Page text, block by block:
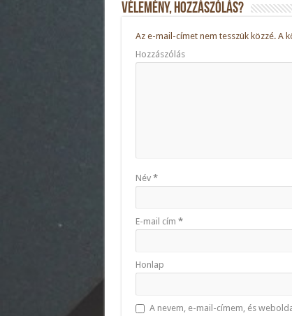
Vélemény, hozzászólás?
Az e-mail-címet nem tesszük közzé.A
Hozzászólás
Név *
E-mail cím *
Honlap
A nevem, e-mail-címem, és